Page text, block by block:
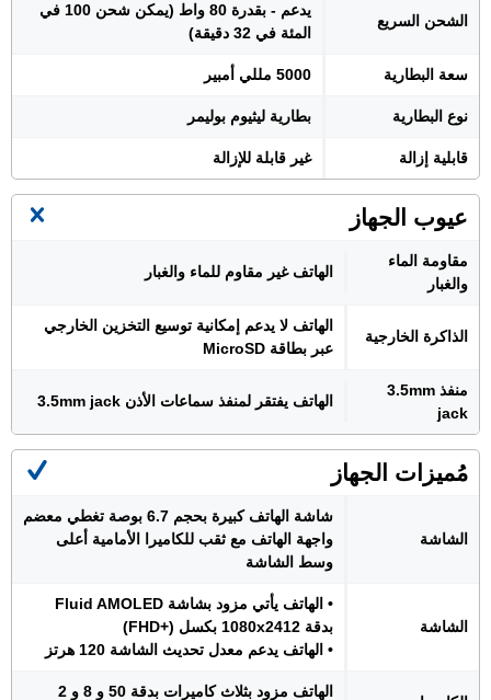
الشحن السريع
يدعم - بقدرة 80 واط (يمكن شحن 100 في
المئة في 32 دقيقة)
سعة البطارية 5000 مللي أمبير
نوع البطارية بطارية ليثيوم بوليمر
قابلية إزالة غير قابلة للإزالة
عيوب الجهاز
مقاومة الماء
والغبار
الهاتف غير مقاوم للماء والغبار
الذاكرة الخارجية
الهاتف لا يدعم إمكانية توسيع التخزين الخارجي
عبر بطاقة MicroSD
منفذ 3.5mm
jack
الهاتف يفتقر لمنفذ سماعات الأذن 3.5mm jack
مُميزات الجهاز
الشاشة
شاشة الهاتف كبيرة بحجم 6.7 بوصة تغطي معضم
واجهة الهاتف مع ثقب للكاميرا الأمامية أعلى
وسط الشاشة
الشاشة
• الهاتف يأتي مزود بشاشة Fluid AMOLED
بدقة 1080x2412 بكسل (+FHD)
• الهاتف يدعم معدل تحديث الشاشة 120 هرتز
الهاتف مزود بثلاث كاميرات بدقة 50 و 8 و 2